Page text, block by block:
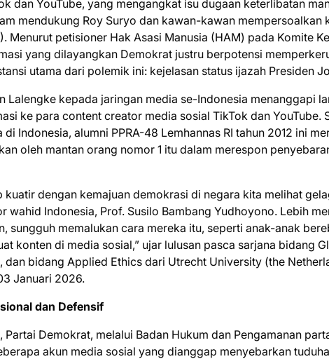
dan YouTube, yang mengangkat isu dugaan keterlibatan
mendukung Roy Suryo dan kawan-kawan mempersoalkan
petisioner Hak Asasi Manusia (HAM) pada Komite
yang dilayangkan Demokrat justru berpotensi
utama dari polemik ini: kejelasan status ijazah Presiden
Lalengke kepada jaringan media se-Indonesia menanggapi
ke para content creator media sosial TikTok dan YouTube.
Indonesia, alumni PPRA-48 Lemhannas RI tahun 2012 ini
oleh mantan orang nomor 1 itu dalam merespon
kuatir dengan kemajuan demokrasi di negara kita melihat
wahid Indonesia, Prof. Susilo Bambang Yudhoyono. Lebih
sungguh memalukan cara mereka itu, seperti anak-anak
konten di media sosial,” ujar lulusan pasca sarjana bidang
dan bidang Applied Ethics dari Utrecht University (the
Januari 2026.
dan Defensif
Demokrat, melalui Badan Hukum dan Pengamanan
akun media sosial yang dianggap menyebarkan